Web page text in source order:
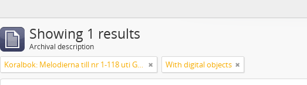
Showing 1 results
Archival description
Koralbok: Melodierna till nr 1-118 uti Gamla Psalmboken, enstämmigt satta With digital objects